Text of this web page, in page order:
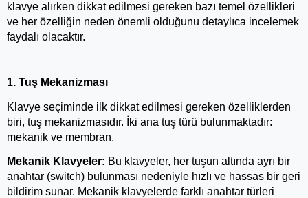
klavye alırken dikkat edilmesi gereken bazı temel özellikleri
ve her özelliğin neden önemli olduğunu detaylıca incelemek
faydalı olacaktır.
1. Tuş Mekanizması
Klavye seçiminde ilk dikkat edilmesi gereken özelliklerden
biri, tuş mekanizmasıdır. İki ana tuş türü bulunmaktadır:
mekanik ve membran.
Mekanik Klavyeler: Bu klavyeler, her tuşun altında ayrı bir
anahtar (switch) bulunması nedeniyle hızlı ve hassas bir geri
bildirim sunar. Mekanik klavyelerde farklı anahtar türleri